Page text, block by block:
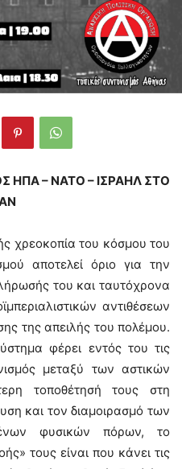
ΗΠΑ – ΝΑΤΟ – ΙΣΡΑΗΛ ΣΤΟ
χρεοκοπία του κόσμου του
αποτελεί όριο για την
του και ταυτόχρονα
αντιθέσεων
της απειλής του πολέμου.
φέρει εντός του τις
μεταξύ των αστικών
τοποθέτησή τους στη
και τον διαμοιρασμό των
φυσικών πόρων, το
τους είναι που κάνει τις